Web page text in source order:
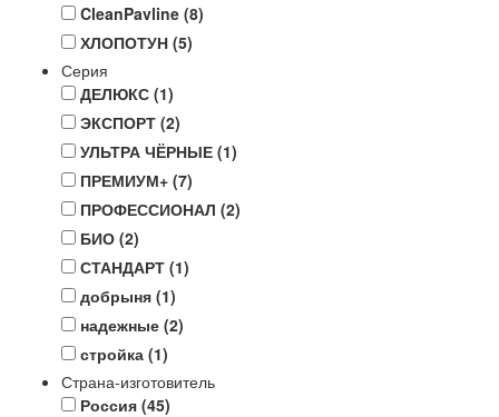
CleanPavline (8)
ХЛОПОТУН (5)
Серия
ДЕЛЮКС (1)
ЭКСПОРТ (2)
УЛЬТРА ЧЁРНЫЕ (1)
ПРЕМИУМ+ (7)
ПРОФЕССИОНАЛ (2)
БИО (2)
СТАНДАРТ (1)
добрыня (1)
надежные (2)
стройка (1)
Страна-изготовитель
Россия (45)